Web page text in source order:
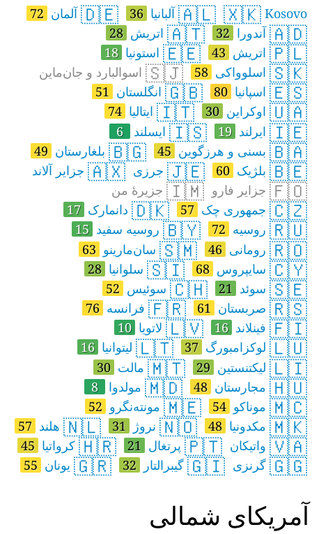
🇽🇰 Kosovo
🇦🇱آلبانیا 36
🇩🇪آلمان 72
🇦🇩آندورا 32
🇦🇹اتريش 28
🇵🇱اتریش 43
🇪🇪استونیا 18
🇸🇰اسلوواکی 58
🇸🇯اسوالبارد و جان‌ماین
🇪🇸اسپانیا 80
🇬🇧انگلستان 51
🇺🇦اوکراین 30
🇮🇹ایتالیا 74
🇮🇪ایرلند 19
🇮🇸ایسلند 6
🇧🇦بسنی و هرزگوین 45
🇧🇬بلغارستان 49
🇧🇪بلژیک 60
🇯🇪جرزی 🇦🇽جزایر آلاند
🇫🇴جزایر فارو 🇮🇲جزیرهٔ من
🇨🇿جمهوری چک 57
🇩🇰دانمارک 17
🇷🇺روسیه 72
🇧🇾روسیه‌ سفید 15
🇷🇴رومانی 46
🇸🇲سان‌مارینو 63
🇨🇾سایپروس 68
🇸🇮سلوانیا 28
🇸🇪سوئد 21
🇨🇭سوئیس 52
🇷🇸صربستان 61
🇫🇷فرانسه 76
🇫🇮فینلاند 16
🇱🇻لاتویا 10
🇱🇺لوکزامبورگ 37
🇱🇹لیتوانیا 16
🇱🇮لیکتنستین 29
🇲🇹مالت 30
🇭🇺مجارستان 48
🇲🇩مولدوا 8
🇲🇨موناکو 54
🇲🇪مونته‌نگرو 52
🇲🇰مکدونیا 48
🇳🇴نروژ 31
🇳🇱هلند 57
🇻🇦واتیکان 🇵🇹پرتغال 21
🇭🇷کرواتیا 45
🇬🇬گرنزی 🇬🇮گیبرالتار 32
🇬🇷یونان 55
آمریکای شمالی